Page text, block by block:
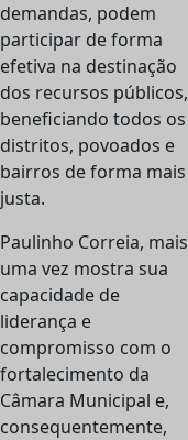
demandas, podem
participar de forma
efetiva na destinação
dos recursos públicos,
beneficiando todos os
distritos, povoados e
bairros de forma mais
justa.
Paulinho Correia, mais
uma vez mostra sua
capacidade de
liderança e
compromisso com o
fortalecimento da
Câmara Municipal e,
consequentemente,